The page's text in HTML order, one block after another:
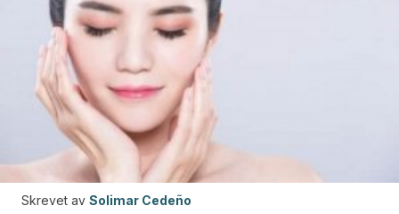
Skrevet av Solimar Cedeño